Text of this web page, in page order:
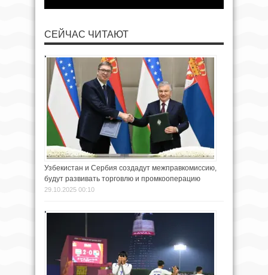
СЕЙЧАС ЧИТАЮТ
Узбекистан и Сербия создадут межправкомиссию,
будут развивать торговлю и промкооперацию
29.10.2025 00:10